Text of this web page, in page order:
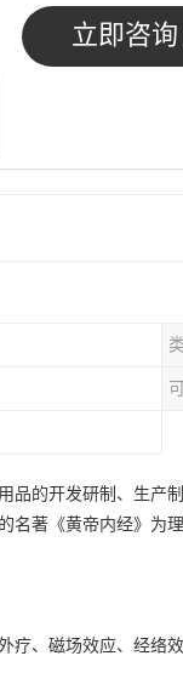
立即咨询
品的开发研制、生产
名著《黄帝内经》为
疗、磁场效应、经络